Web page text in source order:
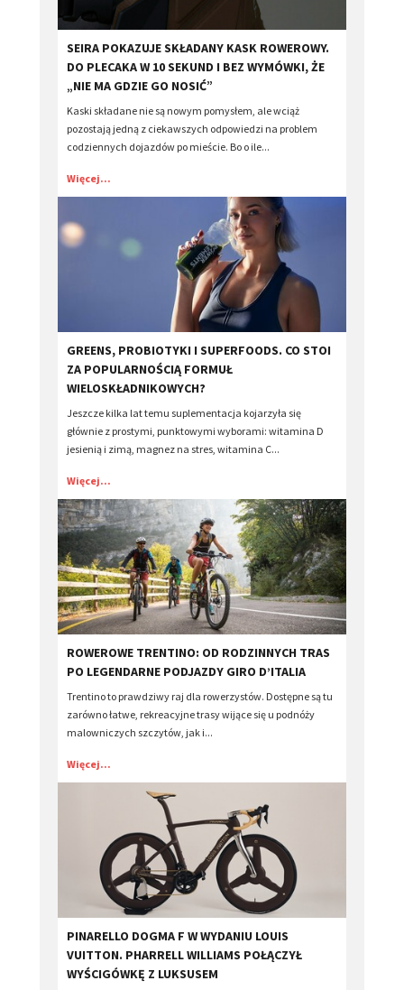
​SEIRA POKAZUJE SKŁADANY KASK ROWEROWY.
DO PLECAKA W 10 SEKUND I BEZ WYMÓWKI, ŻE
„NIE MA GDZIE GO NOSIĆ”
Kaski składane nie są nowym pomysłem, ale wciąż
pozostają jedną z ciekawszych odpowiedzi na problem
codziennych dojazdów po mieście. Bo o ile...
Więcej...
GREENS, PROBIOTYKI I SUPERFOODS. CO STOI
ZA POPULARNOŚCIĄ FORMUŁ
WIELOSKŁADNIKOWYCH?
Jeszcze kilka lat temu suplementacja kojarzyła się
głównie z prostymi, punktowymi wyborami: witamina D
jesienią i zimą, magnez na stres, witamina C...
Więcej...
​ROWEROWE TRENTINO: OD RODZINNYCH TRAS
PO LEGENDARNE PODJAZDY GIRO D’ITALIA
Trentino to prawdziwy raj dla rowerzystów. Dostępne są tu
zarówno łatwe, rekreacyjne trasy wijące się u podnóży
malowniczych szczytów, jak i...
Więcej...
​PINARELLO DOGMA F W WYDANIU LOUIS
VUITTON. PHARRELL WILLIAMS POŁĄCZYŁ
WYŚCIGÓWKĘ Z LUKSUSEM